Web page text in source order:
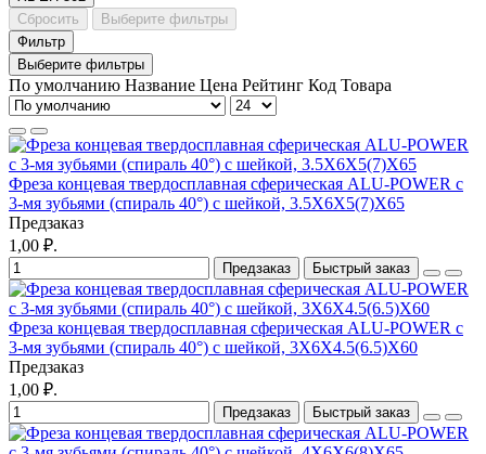
Сбросить
Выберите фильтры
Фильтр
Выберите фильтры
По умолчанию Название Цена Рейтинг Код Товара
Фреза концевая твердосплавная сферическая ALU-POWER с
3-мя зубьями (спираль 40°) с шейкой, 3.5X6X5(7)X65
Предзаказ
1,00 ₽.
Предзаказ Быстрый заказ
Фреза концевая твердосплавная сферическая ALU-POWER с
3-мя зубьями (спираль 40°) с шейкой, 3X6X4.5(6.5)X60
Предзаказ
1,00 ₽.
Предзаказ Быстрый заказ